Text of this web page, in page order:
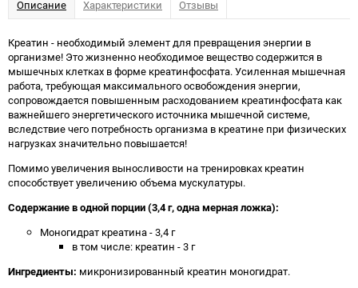
Описание Характеристики Отзывы
Креатин - необходимый элемент для превращения энергии в
организме! Это жизненно необходимое вещество содержится в
мышечных клетках в форме креатинфосфата. Усиленная мышечная
работа, требующая максимального освобождения энергии,
сопровождается повышенным расходованием креатинфосфата как
важнейшего энергетического источника мышечной системе,
вследствие чего потребность организма в креатине при физических
нагрузках значительно повышается!
Помимо увеличения выносливости на тренировках креатин
способствует увеличению объема мускулатуры.
Содержание в одной порции (3,4 г, одна мерная ложка):
Моногидрат креатина - 3,4 г
в том числе: креатин - 3 г
Ингредиенты: микронизированный креатин моногидрат.